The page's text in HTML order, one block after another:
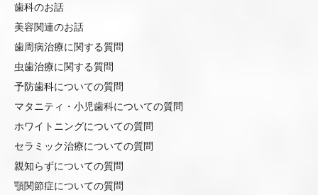
歯科のお話
美容関連のお話
歯周病治療に関する質問
虫歯治療に関する質問
予防歯科についての質問
マタニティ・小児歯科についての質問
ホワイトニングについての質問
セラミック治療についての質問
親知らずについての質問
顎関節症についての質問